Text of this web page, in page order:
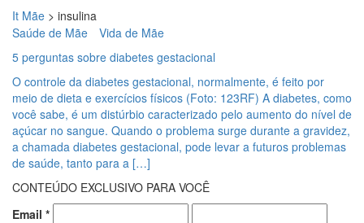
It Mãe > insulina
Saúde de Mãe
Vida de Mãe
5 perguntas sobre diabetes gestacional
O controle da diabetes gestacional, normalmente, é feito por
meio de dieta e exercícios físicos (Foto: 123RF) A diabetes, como
você sabe, é um distúrbio caracterizado pelo aumento do nível de
açúcar no sangue. Quando o problema surge durante a gravidez,
a chamada diabetes gestacional, pode levar a futuros problemas
de saúde, tanto para a […]
CONTEÚDO EXCLUSIVO PARA VOCÊ
Email *